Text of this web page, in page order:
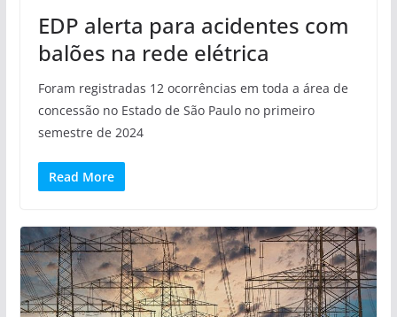
EDP alerta para acidentes com
balões na rede elétrica
Foram registradas 12 ocorrências em toda a área de
concessão no Estado de São Paulo no primeiro
semestre de 2024
Read More